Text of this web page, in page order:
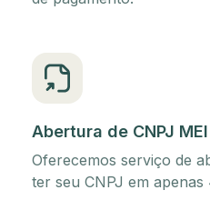
Abertura de CNPJ MEI
Oferecemos serviço de
ter seu CNPJ em apenas